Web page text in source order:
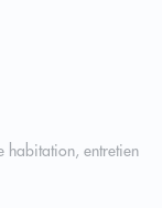
habitation, entretien